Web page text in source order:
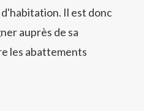
Il est donc
auprès de sa
les abattements